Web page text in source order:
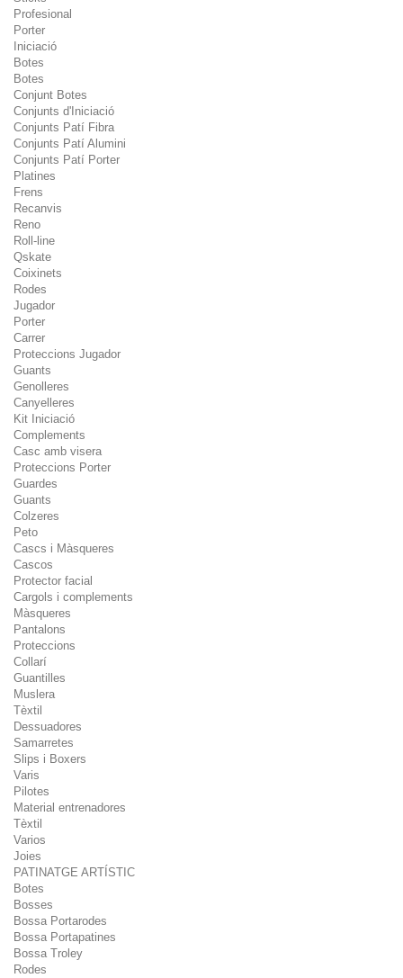
Profesional
Porter
Iniciació
Botes
Botes
Conjunt Botes
Conjunts d'Iniciació
Conjunts Patí Fibra
Conjunts Patí Alumini
Conjunts Patí Porter
Platines
Frens
Recanvis
Reno
Roll-line
Qskate
Coixinets
Rodes
Jugador
Porter
Carrer
Proteccions Jugador
Guants
Genolleres
Canyelleres
Kit Iniciació
Complements
Casc amb visera
Proteccions Porter
Guardes
Guants
Colzeres
Peto
Cascs i Màsqueres
Cascos
Protector facial
Cargols i complements
Màsqueres
Pantalons
Proteccions
Collarí
Guantilles
Muslera
Tèxtil
Dessuadores
Samarretes
Slips i Boxers
Varis
Pilotes
Material entrenadores
Tèxtil
Varios
Joies
PATINATGE ARTÍSTIC
Botes
Bosses
Bossa Portarodes
Bossa Portapatines
Bossa Troley
Rodes